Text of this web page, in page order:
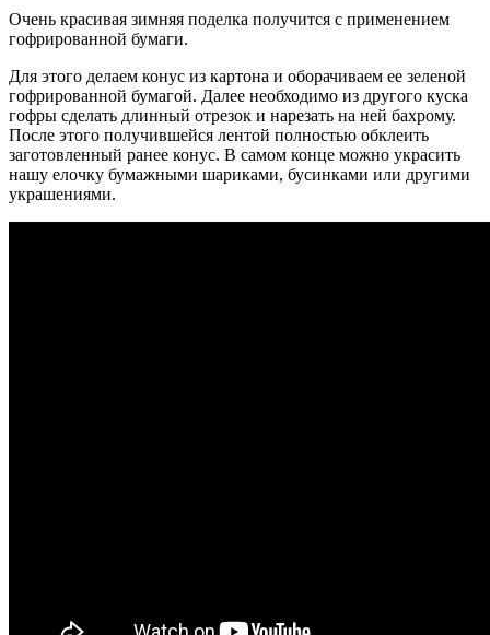
Очень красивая зимняя поделка получится с применением
гофрированной бумаги.
Для этого делаем конус из картона и оборачиваем ее зеленой
гофрированной бумагой. Далее необходимо из другого куска
гофры сделать длинный отрезок и нарезать на ней бахрому.
После этого получившейся лентой полностью обклеить
заготовленный ранее конус. В самом конце можно украсить
нашу елочку бумажными шариками, бусинками или другими
украшениями.